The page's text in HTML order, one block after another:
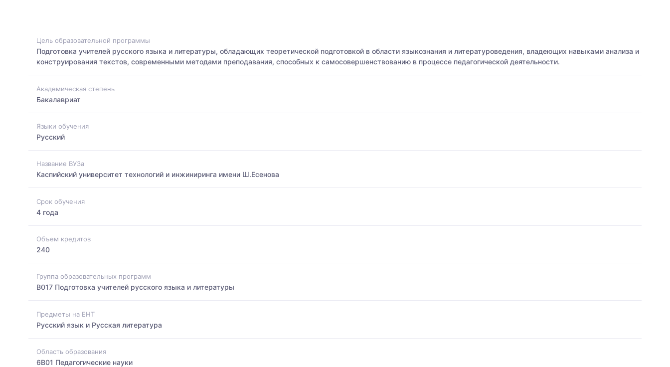
Цель образовательной программы
Подготовка учителей русского языка и литературы, обладающих теоретической подготовкой в области языкознания и литературоведения, владеющих навыками анализа и
конструирования текстов, современными методами преподавания, способных к самосовершенствованию в процессе педагогической деятельности.
Академическая степень
Бакалавриат
Языки обучения
Русский
Название ВУЗа
Каспийский университет технологий и инжиниринга имени Ш.Есенова
Срок обучения
4 года
Объем кредитов
240
Группа образовательных программ
B017 Подготовка учителей русского языка и литературы
Предметы на ЕНТ
Русский язык и Русская литература
Область образования
6B01 Педагогические науки